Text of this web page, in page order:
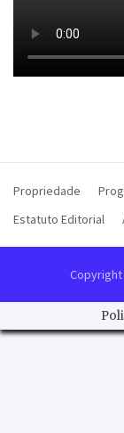
Propriedade
Estatuto Editorial